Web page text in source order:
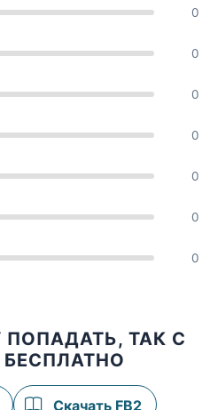
0
0
0
0
0
0
0
ПОПАДАТЬ, ТАК С
Скачать FB2